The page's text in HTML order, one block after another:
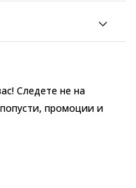
Следете не на
промоции и